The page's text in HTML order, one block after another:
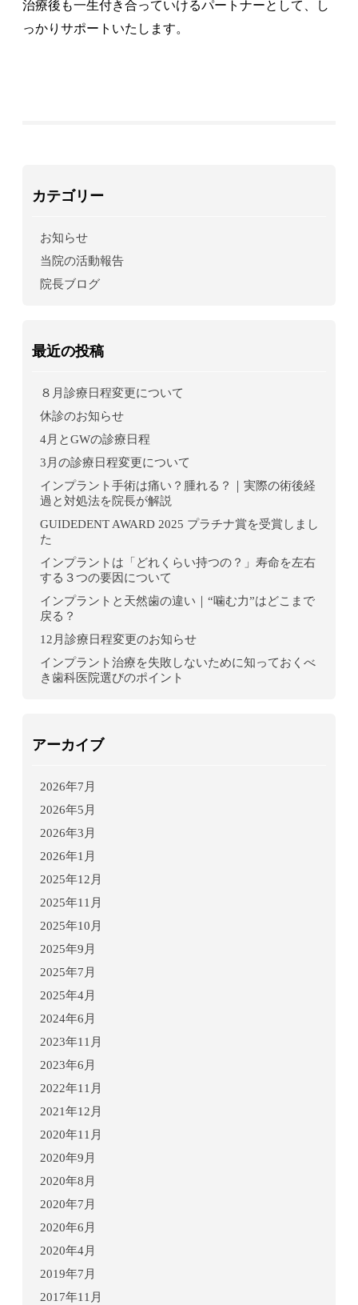
治療後も一生付き合っていけるパートナーとして、し
っかりサポートいたします。
カテゴリー
お知らせ
当院の活動報告
院長ブログ
最近の投稿
８月診療日程変更について
休診のお知らせ
4月とGWの診療日程
3月の診療日程変更について
インプラント手術は痛い？腫れる？｜実際の術後経
過と対処法を院長が解説
GUIDEDENT AWARD 2025 プラチナ賞を受賞しまし
た
インプラントは「どれくらい持つの？」寿命を左右
する３つの要因について
インプラントと天然歯の違い｜“噛む力”はどこまで
戻る？
12月診療日程変更のお知らせ
インプラント治療を失敗しないために知っておくべ
き歯科医院選びのポイント
アーカイブ
2026年7月
2026年5月
2026年3月
2026年1月
2025年12月
2025年11月
2025年10月
2025年9月
2025年7月
2025年4月
2024年6月
2023年11月
2023年6月
2022年11月
2021年12月
2020年11月
2020年9月
2020年8月
2020年7月
2020年6月
2020年4月
2019年7月
2017年11月